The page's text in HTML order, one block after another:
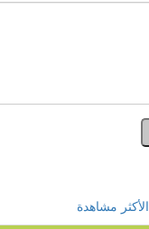
الأكثر مشاهدة